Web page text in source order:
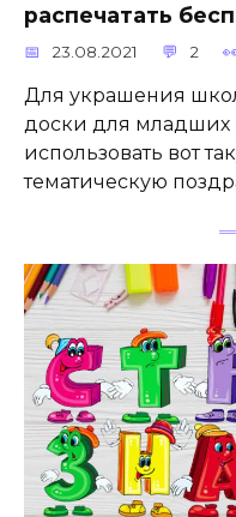
распечатать
23.08.2021 2
Для украшения
доски для младших
использовать вот
тематическую